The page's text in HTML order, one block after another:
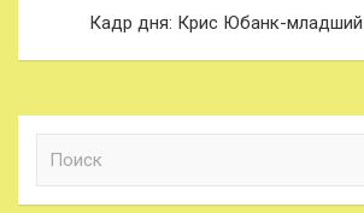
Кадр дня: Крис Юбанк-